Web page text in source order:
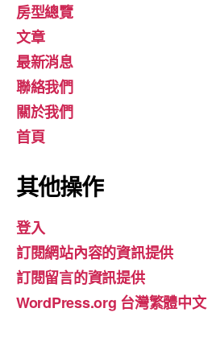
房型總覽
文章
最新消息
聯絡我們
關於我們
首頁
其他操作
登入
訂閱網站內容的資訊提供
訂閱留言的資訊提供
WordPress.org 台灣繁體中文